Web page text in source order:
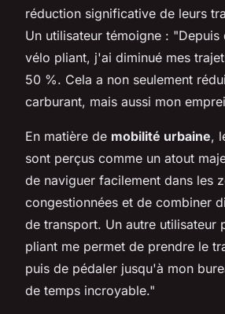
réduction significative de leurs
Un utilisateur témoigne :
vélo pliant, j'ai diminué mes
50 %. Cela a non seulement
carburant, mais aussi mon
En matière de mobilité urbaine,
sont perçus comme un atout
de naviguer facilement dans les
congestionnées et de combiner
de transport. Un autre utilisateur
pliant me permet de prendre le
puis de pédaler jusqu'à mon
de temps incroyable."